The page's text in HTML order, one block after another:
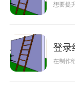
想要提
登录
在制作